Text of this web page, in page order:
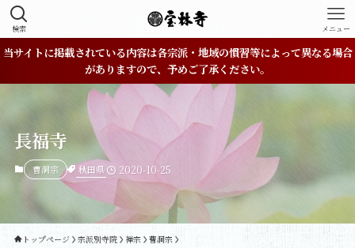
検索 メニュー
当サイトに掲載されている内容は各宗派・地域の慣習等によって異なる場合
がありますので、予めご了承ください。
長福寺
曹洞宗 秋田県 2020-10-25
トップページ 宗派別寺院 禅宗 曹洞宗